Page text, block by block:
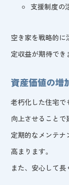
支援制度の
空き家を戦略的
定収益が期待でき
資産価値の増
老朽化した住宅で
向上させることで
定期的なメンテ
高まります。
また、安心して長